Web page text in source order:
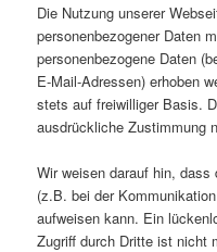
Die Nutzung unserer
personenbezogener Daten
personenbezogene Daten
E-Mail-Adressen) erhoben
stets auf freiwilliger Basis.
ausdrückliche Zustimmung
Wir weisen darauf hin,
(z.B. bei der
aufweisen kann. Ein
Zugriff durch Dritte ist nicht